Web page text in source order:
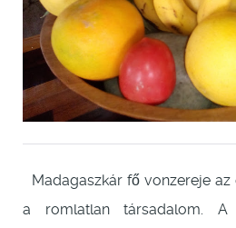
Madagaszkár fő vonzereje
a romlatlan társadalom.